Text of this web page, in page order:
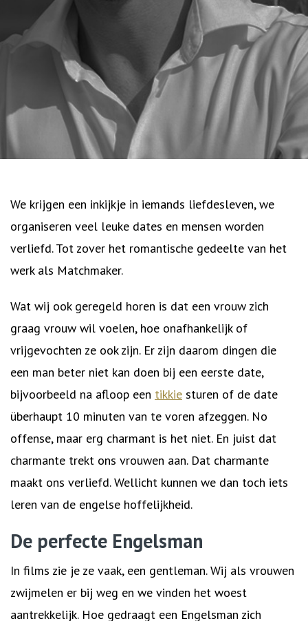
We krijgen een inkijkje in iemands liefdesleven, we
organiseren veel leuke dates en mensen worden
verliefd. Tot zover het romantische gedeelte van het
werk als Matchmaker.
Wat wij ook geregeld horen is dat een vrouw zich
graag vrouw wil voelen, hoe onafhankelijk of
vrijgevochten ze ook zijn. Er zijn daarom dingen die
een man beter niet kan doen bij een eerste date,
bijvoorbeeld na afloop een tikkie sturen of de date
überhaupt 10 minuten van te voren afzeggen. No
offense, maar erg charmant is het niet. En juist dat
charmante trekt ons vrouwen aan. Dat charmante
maakt ons verliefd. Wellicht kunnen we dan toch iets
leren van de engelse hoffelijkheid.
De perfecte Engelsman
In films zie je ze vaak, een gentleman. Wij als vrouwen
zwijmelen er bij weg en we vinden het woest
aantrekkelijk. Hoe gedraagt een Engelsman zich